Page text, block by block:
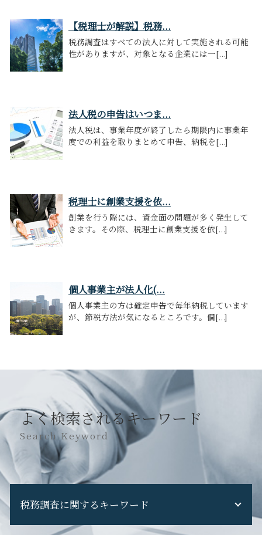
【税理士が解説】税務...
税務調査はすべての法人に対して実施される可能
性がありますが、対象となる企業には一[...]
法人税の申告はいつま...
法人税は、事業年度が終了したら期限内に事業年
度での利益を取りまとめて申告、納税を[...]
税理士に創業支援を依...
創業を行う際には、資金面の問題が多く発生して
きます。その際、税理士に創業支援を依[...]
個人事業主が法人化(...
個人事業主の方は確定申告で毎年納税しています
が、節税方法が気になるところです。個[...]
よく検索されるキーワード
Search Keyword
税務調査に関するキーワード